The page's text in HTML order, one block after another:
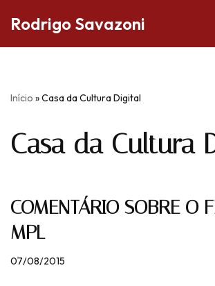
conteúdo
Rodrigo Savazoni
Início »Casa da Cultura Digital
Casa da Cultura
COMENTÁRIO SOBRE O
MPL
07/08/2015